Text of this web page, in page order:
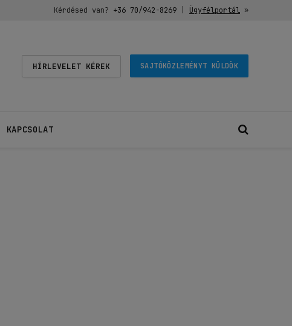
Kérdésed van? +36 70/942-8269| Ügyfélportál»
HÍRLEVELET KÉREK SAJTÓKÖZLEMÉNYT KÜLDÖK
KAPCSOLAT